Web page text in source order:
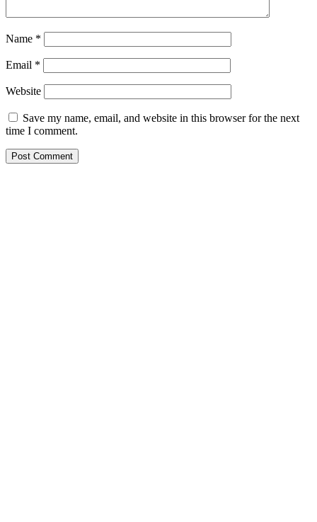
Name *
Email *
Website
Save my name, email, and website in this browser for the next
time I comment.